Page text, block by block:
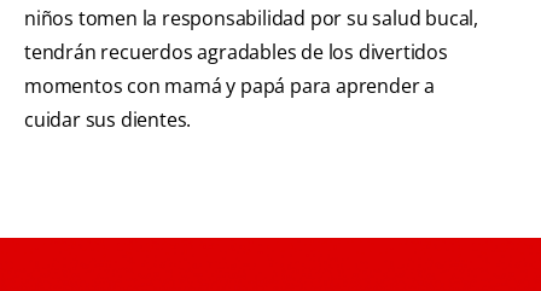
niños tomen la responsabilidad por su salud bucal,
tendrán recuerdos agradables de los divertidos
momentos con mamá y papá para aprender a
cuidar sus dientes.